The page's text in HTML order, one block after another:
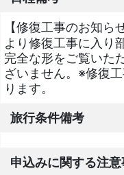
【修復工事のお知ら
より修復工事に入り
完全な形をご覧いた
ざいません。※修復
ります。
旅行条件備考
申込みに関する注